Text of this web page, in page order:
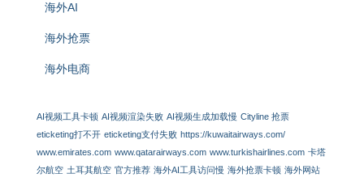
海外AI
海外抢票
海外电商
AI视频工具卡顿 AI视频渲染失败 AI视频生成加载慢 Cityline 抢票
eticketing打不开 eticketing支付失败 https://kuwaitairways.com/
www.emirates.com www.qatarairways.com www.turkishairlines.com 卡塔
尔航空 土耳其航空 官方推荐 海外AI工具访问慢 海外抢票卡顿 海外网站